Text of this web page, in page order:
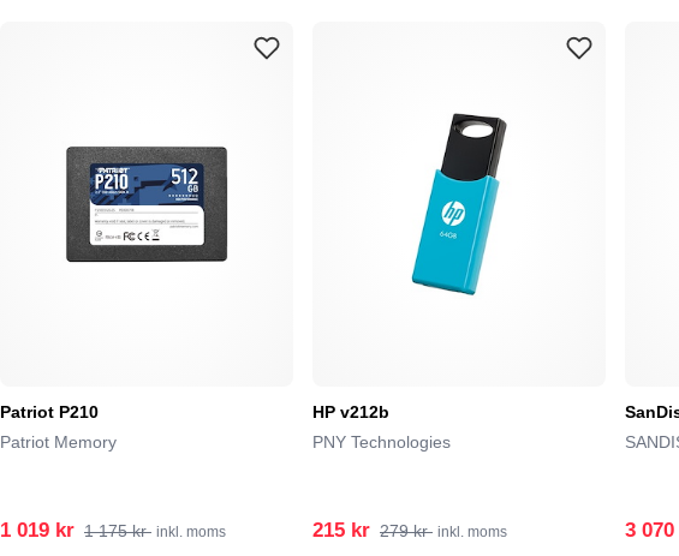
Patriot P210
Patriot Memory
1 019 kr 1 175 kr inkl. moms
HP v212b
PNY Technologies
215 kr 279 kr inkl. moms 3